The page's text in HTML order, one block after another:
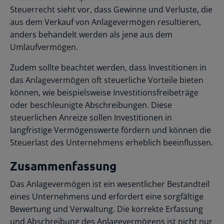
Steuerrecht sieht vor, dass Gewinne und Verluste, die
aus dem Verkauf von Anlagevermögen resultieren,
anders behandelt werden als jene aus dem
Umlaufvermögen.
Zudem sollte beachtet werden, dass Investitionen in
das Anlagevermögen oft steuerliche Vorteile bieten
können, wie beispielsweise Investitionsfreibeträge
oder beschleunigte Abschreibungen. Diese
steuerlichen Anreize sollen Investitionen in
langfristige Vermögenswerte fördern und können die
Steuerlast des Unternehmens erheblich beeinflussen.
Zusammenfassung
Das Anlagevermögen ist ein wesentlicher Bestandteil
eines Unternehmens und erfordert eine sorgfältige
Bewertung und Verwaltung. Die korrekte Erfassung
und Abschreibung des Anlagevermögens ist nicht nur